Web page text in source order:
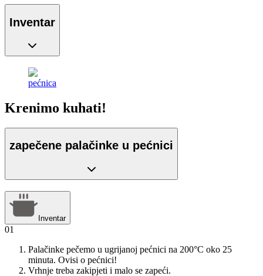
Inventar
pećnica
Krenimo kuhati!
zapečene palačinke u pećnici
Inventar
01
Palačinke pečemo u ugrijanoj pećnici na 200°C oko 25
minuta. Ovisi o pećnici!
Vrhnje treba zakipjeti i malo se zapeći.